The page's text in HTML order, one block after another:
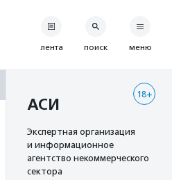
лента поиск меню
18+
АСИ
Экспертная организация
и информационное
агентство некоммерческого
сектора